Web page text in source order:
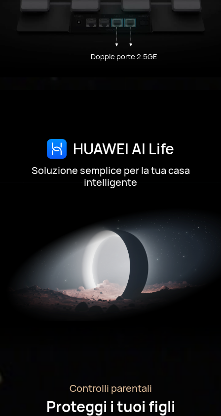
Doppie porte 2.5GE
HUAWEI AI Life
Soluzione semplice per la tua casa
intelligente
Controlli parentali
Proteggi i tuoi figli